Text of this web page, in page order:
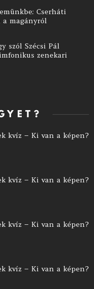
Cserháti
a magányról
szól Szécsi Pál
zenekari
kvíz – Ki van a képen?
kvíz – Ki van a képen?
kvíz – Ki van a képen?
kvíz – Ki van a képen?